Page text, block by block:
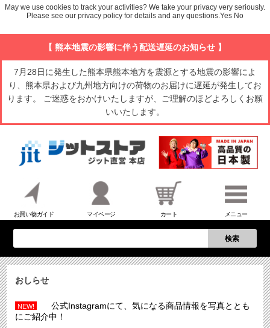
【 熊本地震の影響に伴う配送遅延のお知らせ 】
7月28日に発生した熊本県熊本地方を震源とする地震の影響によ
り、熊本県および九州地方向けの荷物のお届けに遅延が発生してお
ります。 ご迷惑をおかけいたしますが、ご理解のほどよろしくお願
いいたします。
お買い物ガイド マイページ カート メニュー
検索
おしらせ
NEW!
公式Instagramにて、気になる商品情報を写真ととも
にご紹介中！
キーワード
〜
商品タグ
セール
限定
再入荷
指定なし
S
23.0cm
カラー
在庫なし商品を表示しない
商品番号/JANコード
バンドル販売
May we use cookies to track your activities? We take your privacy very seriously.
Please see our privacy policy for details and any questions.Yes No